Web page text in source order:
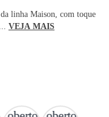
linha Maison, com toque
VEJA MAIS